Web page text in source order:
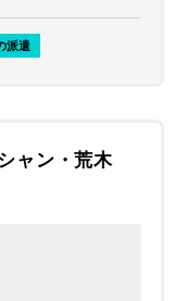
派遣
ャン・荒木